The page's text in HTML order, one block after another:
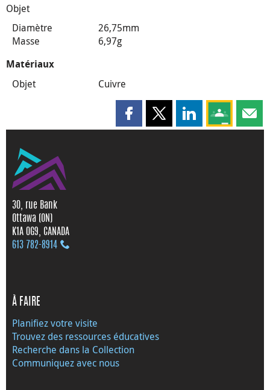
Objet
Diamètre
26,75mm
Masse
6,97g
Matériaux
Objet Cuivre
Partager cette page sur
Partager cette page sur X
Partager cette
Partagez
30, rue Bank
Ottawa (ON)
K1A 0G9, CANADA
613 782‑8914
À FAIRE
Planifiez votre visite
Trouvez des ressources éducatives
Recherche dans la Collection
Communiquez avec nous